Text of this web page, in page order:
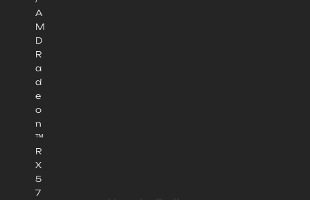
A
M
D
R
a
d
e
o
n
™
R
X
5
7